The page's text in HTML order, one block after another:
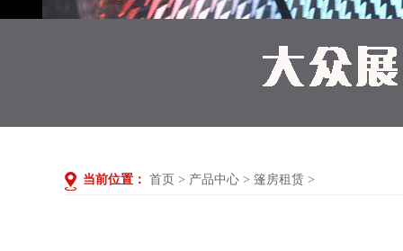
当前位置： 首页 > 产品中心 > 篷房租赁 >